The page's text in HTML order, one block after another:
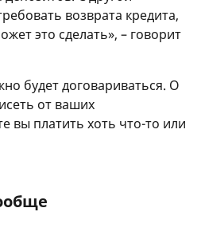
возврата кредита,
это сделать», – говорит
будет договариваться. О
от ваших
вы платить хоть что-то или